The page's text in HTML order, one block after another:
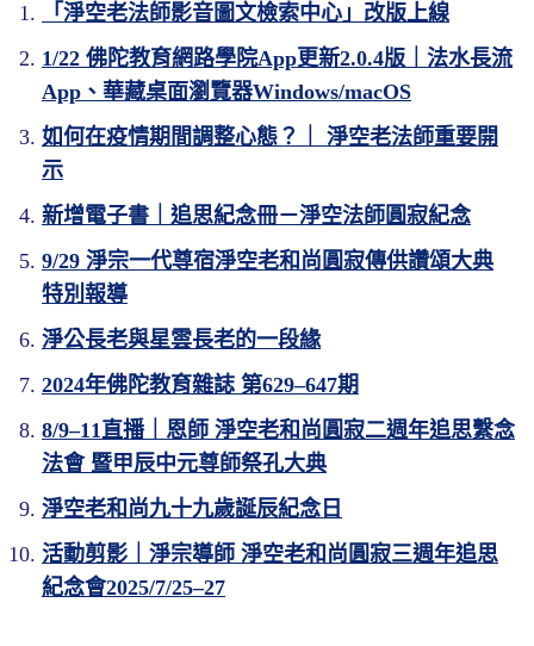
「淨空老法師影音圖文檢索中心」改版上線
1/22 佛陀教育網路學院App更新2.0.4版｜法水長流
App、華藏桌面瀏覽器Windows/macOS
如何在疫情期間調整心態？｜ 淨空老法師重要開
示
新增電子書｜追思紀念冊－淨空法師圓寂紀念
9/29 淨宗一代尊宿淨空老和尚圓寂傳供讚頌大典
特別報導
淨公長老與星雲長老的一段緣
2024年佛陀教育雜誌 第629‒647期
8/9‒11直播｜恩師 淨空老和尚圓寂二週年追思繫念
法會 暨甲辰中元尊師祭孔大典
淨空老和尚九十九歲誕辰紀念日
活動剪影｜淨宗導師 淨空老和尚圓寂三週年追思
紀念會2025/7/25‒27